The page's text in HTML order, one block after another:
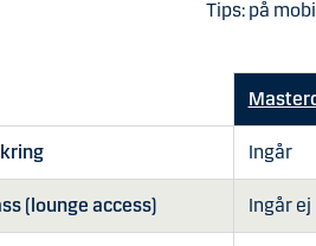
Tips: på
Ingår
(lounge access) Ingår ej